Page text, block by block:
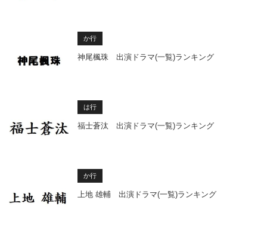
か行
神尾楓珠 出演ドラマ(一覧)ランキング
は行
福士蒼汰 出演ドラマ(一覧)ランキング
か行
上地 雄輔 出演ドラマ(一覧)ランキング